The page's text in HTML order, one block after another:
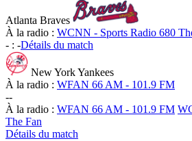
Atlanta Braves
À la radio : WCNN - Sports Radio 680
- : -Détails du match
New York Yankees
À la radio : WFAN 66 AM - 101.9 FM
--
À la radio : WFAN 66 AM - 101.9 FM
The Fan
Détails du match